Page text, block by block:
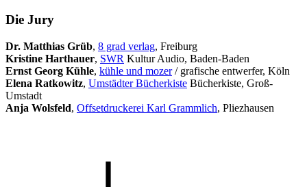
Die Jury
Dr. Matthias Grüb, 8 grad verlag, Freiburg
Kristine Harthauer, SWR Kultur Audio, Baden-Baden
Ernst Georg Kühle, kühle und mozer/ grafische entwerfer, Köln
Elena Ratkowitz, Umstädter Bücherkiste Bücherkiste, Groß-
Umstadt
Anja Wolsfeld, Offsetdruckerei Karl Grammlich, Pliezhausen